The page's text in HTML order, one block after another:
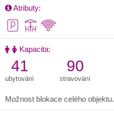
Atributy:
Kapacita:
41
ubytování
90
stravování
Možnost blokace celého objektu.